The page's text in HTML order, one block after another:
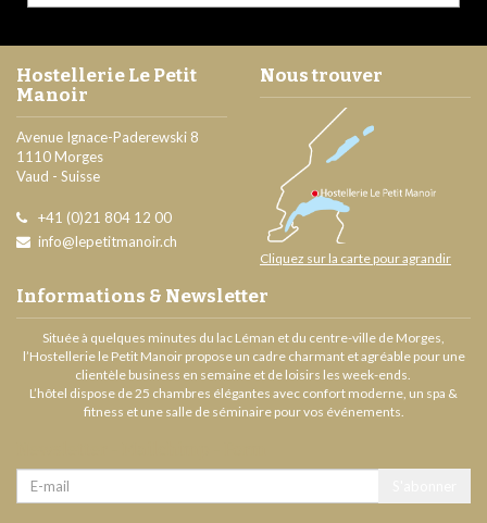
Hostellerie Le Petit
Manoir
Avenue Ignace-Paderewski 8
1110Morges
Vaud - Suisse
+41 (0)21 804 12 00
info@lepetitmanoir.ch
Nous trouver
Cliquez sur la carte pour agrandir
Informations & Newsletter
Située à quelques minutes du lac Léman et du centre-ville de Morges,
l’Hostellerie le Petit Manoir propose un cadre charmant et agréable pour une
clientèle business en semaine et de loisirs les week-ends.
L’hôtel dispose de 25 chambres élégantes avec confort moderne, un spa &
fitness et une salle de séminaire pour vos événements.
Email